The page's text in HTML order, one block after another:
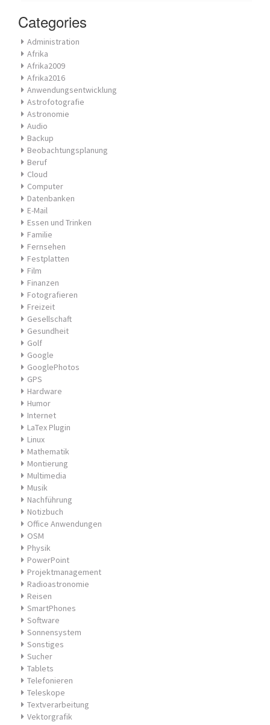
Categories
Administration
Afrika
Afrika2009
Afrika2016
Anwendungsentwicklung
Astrofotografie
Astronomie
Audio
Backup
Beobachtungsplanung
Beruf
Cloud
Computer
Datenbanken
E-Mail
Essen und Trinken
Familie
Fernsehen
Festplatten
Film
Finanzen
Fotografieren
Freizeit
Gesellschaft
Gesundheit
Golf
Google
GooglePhotos
GPS
Hardware
Humor
Internet
LaTex Plugin
Linux
Mathematik
Montierung
Multimedia
Musik
Nachführung
Notizbuch
Office Anwendungen
OSM
Physik
PowerPoint
Projektmanagement
Radioastronomie
Reisen
SmartPhones
Software
Sonnensystem
Sonstiges
Sucher
Tablets
Telefonieren
Teleskope
Textverarbeitung
Vektorgrafik